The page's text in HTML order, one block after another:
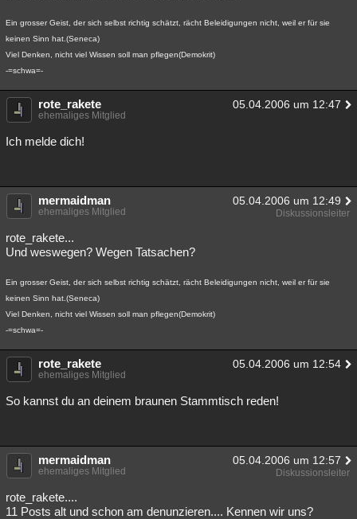
Ein grosser Geist, der sich selbst richtig schätzt, rächt Beleidigungen nicht, weil er für sie
keinen Sinn hat.(Seneca)
Viel Denken, nicht viel Wissen soll man pflegen(Demokrit)
-=schwa=-
rote_rakete 05.04.2006 um 12:47
ehemaliges Mitglied
Ich melde dich!
mermaidman 05.04.2006 um 12:49
ehemaliges Mitglied Diskussionsleiter
rote_rakete...
Und weswegen? Wegen Tatsachen?
Ein grosser Geist, der sich selbst richtig schätzt, rächt Beleidigungen nicht, weil er für sie
keinen Sinn hat.(Seneca)
Viel Denken, nicht viel Wissen soll man pflegen(Demokrit)
-=schwa=-
rote_rakete 05.04.2006 um 12:54
ehemaliges Mitglied
So kannst du an deinem braunen Stammtisch reden!
mermaidman 05.04.2006 um 12:57
ehemaliges Mitglied Diskussionsleiter
rote_rakete....
11 Posts alt und schon am denunzieren.... Kennen wir uns?